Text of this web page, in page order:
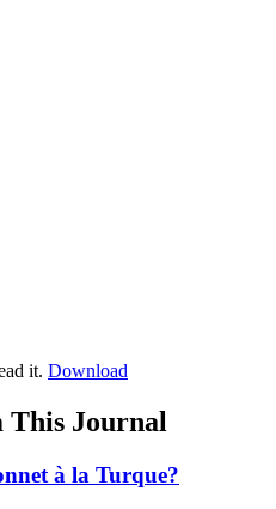
it. Download
Journal
à la Turque?